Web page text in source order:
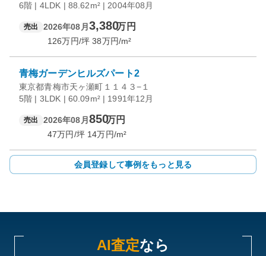
6階 | 4LDK | 88.62m² | 2004年08月
売出 2026年08月 3,380万円
126万円/坪 38万円/m²
青梅ガーデンヒルズパート2
東京都青梅市天ヶ瀬町１１４３−１
5階 | 3LDK | 60.09m² | 1991年12月
売出 2026年08月 850万円
47万円/坪 14万円/m²
会員登録して事例をもっと見る
AI査定なら